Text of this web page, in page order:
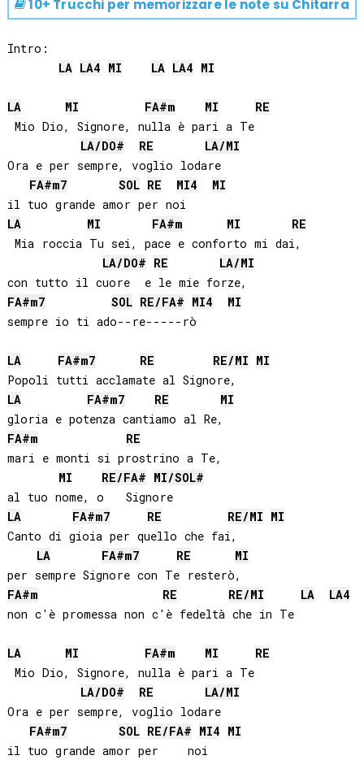
10+ Trucchi per memorizzare le note su Chitarra
Intro:
LA LA4 MI LA LA4 MI
LA MI FA#m MI
RE
Mio Dio, Signore, nulla è pari a Te
LA/DO# RE LA/MI
Ora e per sempre, voglio lodare
FA#m7 SOL RE MI4
MI
LA
MI FA#m MI
RE
Mia roccia Tu sei, pace e conforto mi dai,
LA/DO# RE LA/MI
FA#m7 SOL RE/FA# MI4
MI
sempre io ti ado--re-----rò
LA FA#m7 RE RE/MI MI
LA
FA#m7 RE
MI
FA#m
RE
mari e monti si prostrino a Te,
MI
RE/FA# MI/SOL#
al tuo nome, o   Signore
LA
FA#m7 RE RE/MI MI
Canto di gioia per quello che fai,
LA
FA#m7 RE
MI
FA#m RE RE/MI LA LA4
non c'è promessa non c'è fedeltà che in Te
LA MI FA#m MI
RE
Mio Dio, Signore, nulla è pari a Te
LA/DO# RE LA/MI
Ora e per sempre, voglio lodare
FA#m7 SOL RE/FA# MI4 MI